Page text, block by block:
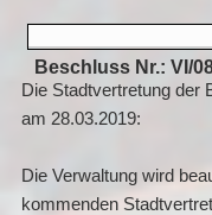
Beschluss Nr.: VI/
Die Stadtvertretung der
am 28.03.2019:
Die Verwaltung wird
kommenden